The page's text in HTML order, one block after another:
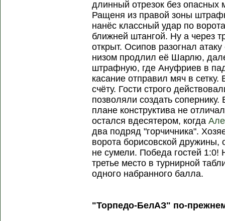
длинный отрезок без опасных
Ращеня из правой зоны
нанёс классный удар по
ближней штангой. Ну а через
открыт. Осипов разогнал
низом продлил её Шарлю,
штрафную, где Ануфриев в
касание отправил мяч в
счёту. Гости строго
позволяли создать
плане конструктива не
остался вдесятером, когда
два подряд "горчичника".
ворота борисовской дружины,
не сумели. Победа гостей 1:0!
третье место в турнирной
одного набранного балла.
"Торпедо-БелАЗ" по-